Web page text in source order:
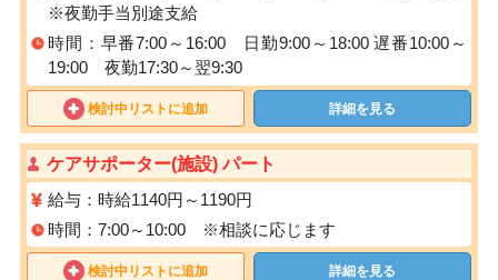
※夜勤手当別途支給
時間：早番7:00～16:00 日勤9:00～18:00 遅番10:00～
19:00 夜勤17:30～翌9:30
検討中リストに追加 詳細を見る
ケアサポーター(施設) パート
給与：時給1140円～1190円
時間：7:00～10:00 ※相談に応じます
検討中リストに追加 詳細を見る